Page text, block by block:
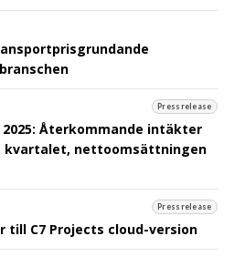
Pressrelease
Återkommande intäkter
kvartalet, nettoomsättningen
Pressrelease
till C7 Projects cloud-version